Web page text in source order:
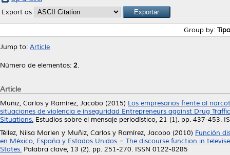
Export as
Group by:
Jump to: Article
Número de elementos: 2.
Article
Muñiz, Carlos y Ramírez, Jacobo (2015) Los empresarios frente al
situaciones de violencia e inseguridad Entrepreneurs against Drug
Situations. Estudios sobre el mensaje periodístico, 21 (1). pp. 437-453.
Téllez, Nilsa Marlen y Muñiz, Carlos y Ramírez, Jacobo (2010) Función
en México, España y Estados Unidos = The discourse function in
States. Palabra clave, 13 (2). pp. 251-270. ISSN 0122-8285